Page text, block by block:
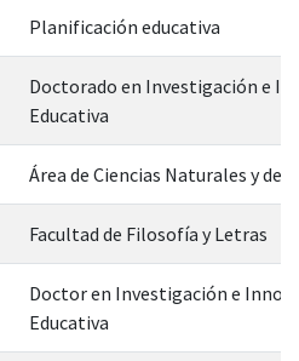
Planificación educativa
Doctorado en Investigación e
Educativa
Área de Ciencias Naturales y de
Facultad de Filosofía y Letras
Doctor en Investigación e
Educativa